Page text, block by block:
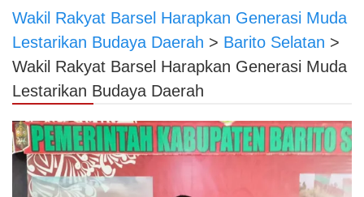
Wakil Rakyat Barsel Harapkan Generasi Muda
Lestarikan Budaya Daerah > Barito Selatan >
Wakil Rakyat Barsel Harapkan Generasi Muda
Lestarikan Budaya Daerah